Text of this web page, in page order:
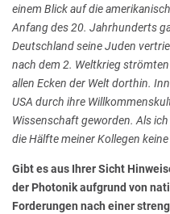
einem Blick auf die
Anfang des 20. Jahrhunderts
Deutschland seine Juden
nach dem 2. Weltkrieg
allen Ecken der Welt dorthin.
USA durch ihre
Wissenschaft geworden. Als
die Hälfte meiner Kollegen
Gibt es aus Ihrer Sicht
der Photonik aufgrund von
Forderungen nach einer